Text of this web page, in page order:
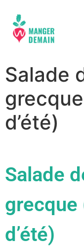
Salade
d’été)
Salade
grecque
d’été)